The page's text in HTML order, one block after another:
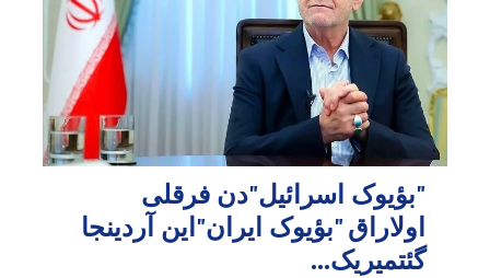
"بؤیوک اسرائیل"دن فرقلی
اولاراق "بؤیوک ایران"این آردینجا
گئتمیریک...